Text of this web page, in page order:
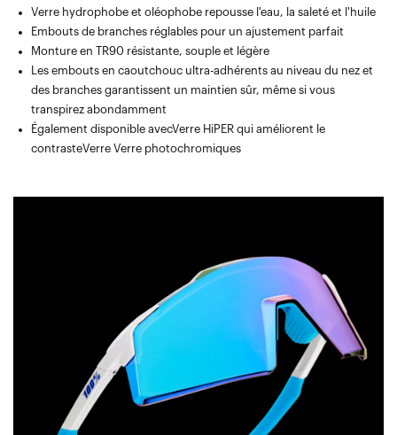
Verre hydrophobe et oléophobe repousse l'eau, la saleté et l'huile
Embouts de branches réglables pour un ajustement parfait
Monture en TR90 résistante, souple et légère
Les embouts en caoutchouc ultra-adhérents au niveau du nez et
des branches garantissent un maintien sûr, même si vous
transpirez abondamment
Également disponible avecVerre HiPER qui améliorent le
contrasteVerre Verre photochromiques